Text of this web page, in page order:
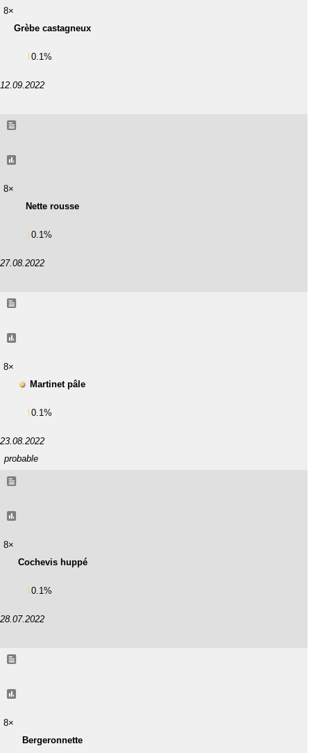
8×
Grèbe castagneux
0.1%
12.09.2022
8×
Nette rousse
0.1%
27.08.2022
8×
Martinet pâle
0.1%
23.08.2022
probable
8×
Cochevis huppé
0.1%
28.07.2022
8×
Bergeronnette